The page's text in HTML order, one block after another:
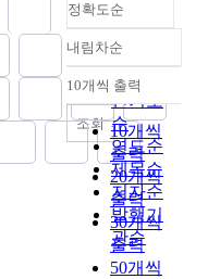
정확도순
정확도
순
인기도
순
연도순
제목순
저자순
발행기
관순
내림차순
내림차순
10개씩 출력
10개씩
출력
20개씩
출력
30개씩
출력
50개씩
조회